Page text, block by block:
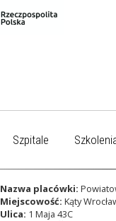
Szpitale
Nazwa placówki:
Miejscowość: Kąty
Ulica: 1 Maja 43C